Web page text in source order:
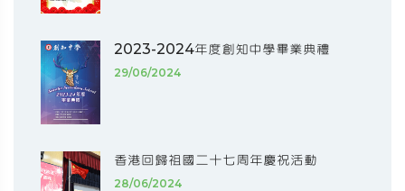
2023-2024年度創知中學畢業典禮
29/06/2024
香港回歸祖國二十七周年慶祝活動
28/06/2024